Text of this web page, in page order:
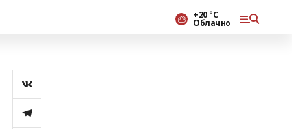
+20 °С
Облачно